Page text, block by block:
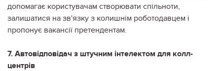
допомагає користувачам створювати спільноти,
залишатися на зв'язку з колишнім роботодавцем і
пропонує вакансії претендентам.
7. Автовідповідач з штучним інтелектом для колл-
центрів